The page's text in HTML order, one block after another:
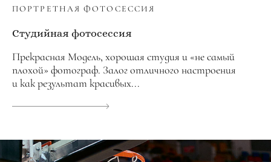
ПОРТРЕТНАЯ ФОТОСЕССИЯ
Студийная фотосессия
Прекрасная Модель, хорошая студия и «не самый
плохой» фотограф. Залог отличного настроения
и как результат красивых...